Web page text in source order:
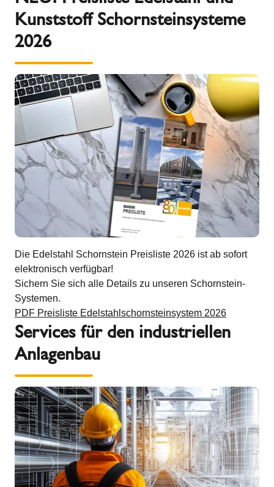
Kunststoff Schornsteinsysteme
2026
Die Edelstahl Schornstein Preisliste 2026 ist ab sofort
elektronisch verfügbar!
Sichern Sie sich alle Details zu unseren Schornstein-
Systemen.
PDF Preisliste Edelstahlschornsteinsystem 2026
Services für den industriellen
Anlagenbau